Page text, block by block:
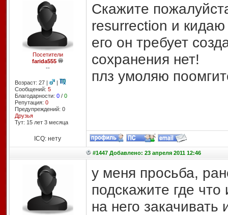
Посетители
farida555
--
Возраст: 27 |
|
Сообщений: 5
Благодарности: 0/ 0
Репутация: 0
Предупреждений: 0
Друзья
Тут: 15 лет 3 месяцa
Скажите
resurrection и кидаю
его он требует
сохранения нет!
плз умоляю
ICQ: нету
#1447 Добавлено: 23 апреля 2011 12:46
у меня просьба,
подскажите где
на него